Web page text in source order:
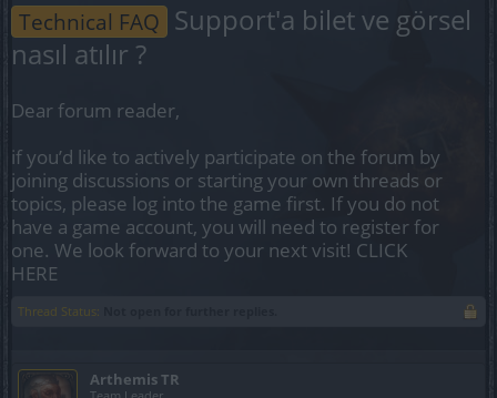
Technical FAQ Support'a bilet ve görsel
nasıl atılır ?
Dear forum reader,
if you’d like to actively participate on the forum by
joining discussions or starting your own threads or
topics, please log into the game first. If you do not
have a game account, you will need to register for
one. We look forward to your next visit! CLICK
HERE
Thread Status:
Arthemis TR